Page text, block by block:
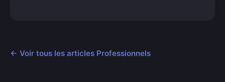
← Voir tous les articles Professionnels